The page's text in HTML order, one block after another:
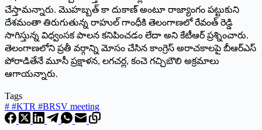
చేస్తామన్నారు. మొహబ్బత్ కా దుకాణ్ అంటూ రాజ్యాంగం పట్టుకుని
దేశమంతా తిరుగుతున్న రాహుల్ గాంధీకి తెలంగాణలో రేవంత్ రెడ్డి
సాగిస్తున్న విధ్వంసక పాలన కనిపించడం లేదా అని కేటీఆర్ ప్రశ్నించారు.
తెలంగాణలోని ప్రతీ వర్గాన్ని మోసం చేసిన కాంగ్రెస్ అరాచకాలపై బీఆర్ఎస్
పోరాడితేనే మూసీ ప్రక్షాళన, లగచర్ల, కంచె గచ్చిబౌలి అక్రమాలు
ఆగాయన్నారు.
Tags
# #KTR #BRSV meeting